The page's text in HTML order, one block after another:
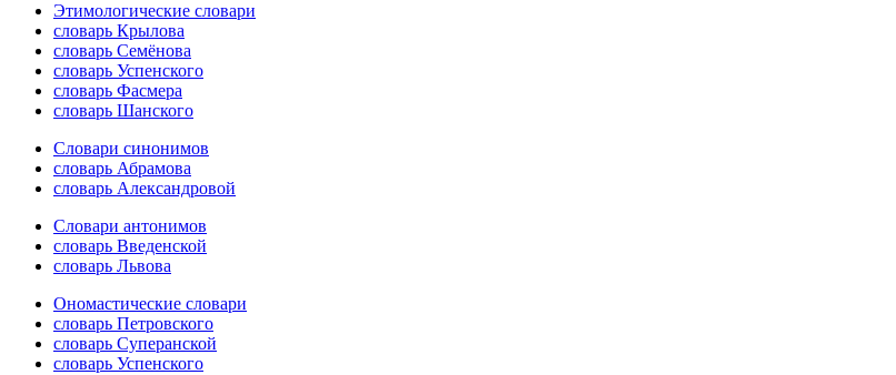
Этимологические словари
словарь Крылова
словарь Семёнова
словарь Успенского
словарь Фасмера
словарь Шанского
Словари синонимов
словарь Абрамова
словарь Александровой
Словари антонимов
словарь Введенской
словарь Львова
Ономастические словари
словарь Петровского
словарь Суперанской
словарь Успенского